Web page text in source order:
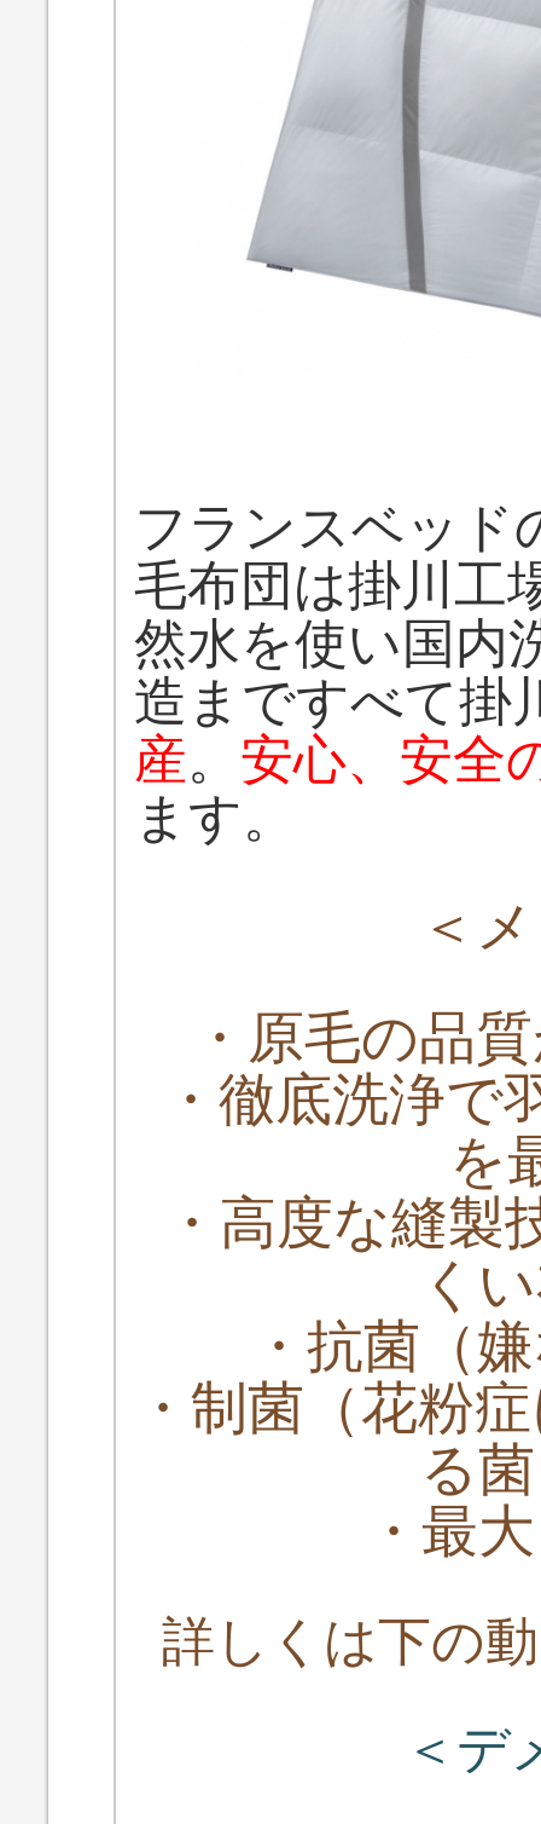
フランスベッド
毛布団は掛川工
然水を使い国内
造まですべて掛
産。 安心、安全
ます。
＜
・原毛の品
・徹底洗浄で
を
・高度な縫製
く
・抗菌（
・制菌（花粉
る
・最
詳しくは下の
＜デ